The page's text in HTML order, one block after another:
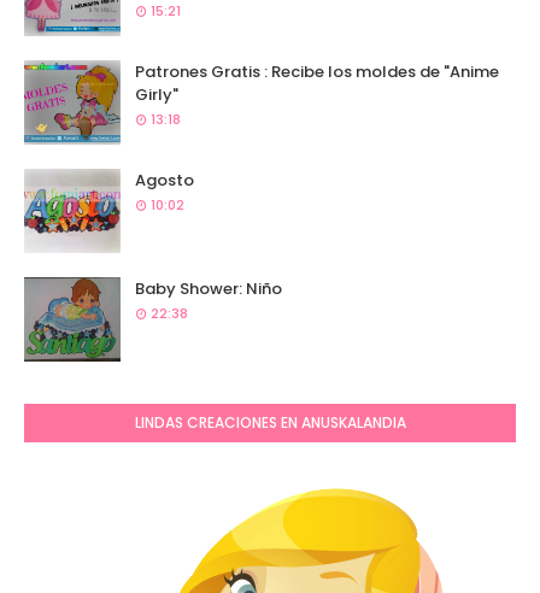
15:21
Patrones Gratis : Recibe los moldes de "Anime
Girly"
13:18
Agosto
10:02
Baby Shower: Niño
22:38
LINDAS CREACIONES EN ANUSKALANDIA